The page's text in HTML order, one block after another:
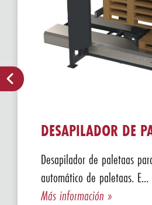
DESAPILADOR DE
Desapilador de paletaas
automático de paletaas. E...
Más información »